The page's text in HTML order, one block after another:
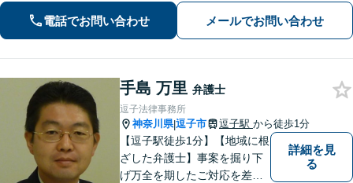
【初回面談無料】【夜間・休日は予約
で対応可】【法テラス可】
電話でお問い合わせ メールでお問い合わせ
手島 万里 弁護士
逗子法律事務所
神奈川県|逗子市 逗子駅 から徒歩1分
【逗子駅徒歩1分】【地域に根
ざした弁護士】事案を掘り下
げ万全を期したご対応を差し
詳細を見
る